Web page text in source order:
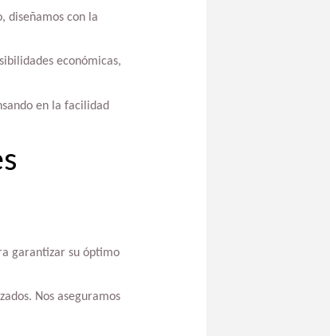
diseñamos con la
económicas,
en la facilidad
garantizar su óptimo
Nos aseguramos